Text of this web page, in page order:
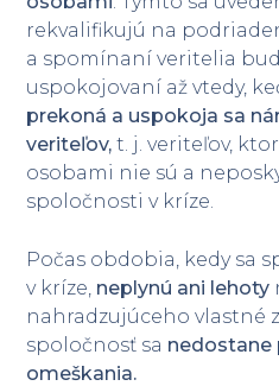
rekvalifikujú na
a spomínaní veritelia
uspokojovaní až vtedy,
prekoná a uspokoja sa
veriteľov,t. j. veriteľov,
osobami nie sú a
spoločnosti v kríze.
Počas obdobia, kedy sa
v kríze, neplynú ani lehoty
nahradzujúceho vlastné
spoločnosť sa nedostane
omeškania.